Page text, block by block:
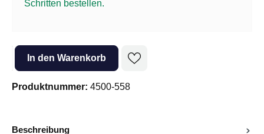
Schritten bestellen.
Produkt Anzahl: Gib den gewünschten Wert ein oder benutze die
In den Warenkorb
Produktnummer: 4500-558
Beschreibung